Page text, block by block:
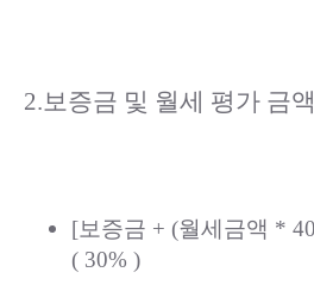
2.보증금 및 월세 평가 금액
[보증금 + (월세금액 *
( 30% )